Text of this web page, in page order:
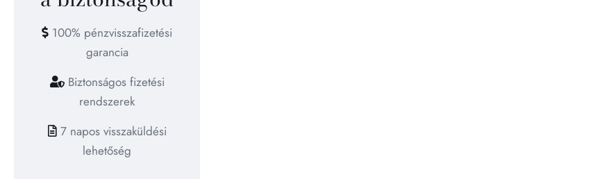
100% pénzvisszafizetési
garancia
Biztonságos fizetési
rendszerek
7 napos visszaküldési
lehetőség